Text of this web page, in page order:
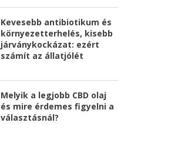
Kevesebb antibiotikum és
környezetterhelés, kisebb
járványkockázat: ezért
számít az állatjólét
Melyik a legjobb CBD olaj
és mire érdemes figyelni a
választásnál?